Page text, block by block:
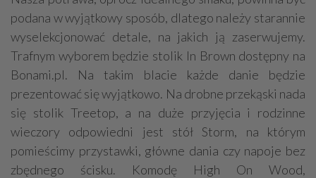
podana w wyjątkowy sposób, dlatego należy starannie
wyselekcjonować detale, na jakich ją zaserwujemy.
Trafnym wyborem będzie stolik In Brown dostępny na
Bonami.pl. Na takim blacie każde danie będzie
prezentować się wyjątkowo. Na drobne przekąski nada
się stolik Treetop, a na duże przyjęcia i rodzinne
wieczory odpowiedni jest stół Storm, na którym
pomieścimy przystawki, główne dania czy napoje bez
zbędnego ścisku. Komodę High On Wood,